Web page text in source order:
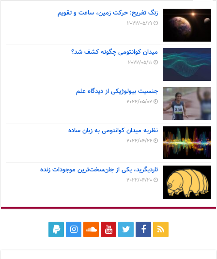
زنگ تفریح: حرکت زمین، ساعت و تقویم
2022/05/19
میدان کوانتومی چگونه کشف شد؟
2022/05/11
جنسیت بیولوژیکی از دیدگاه علم
2022/05/02
نظریه میدان کوانتومی به زبان ساده
2022/04/26
تاردیگرید، یکی از جان‌سخت‌ترین موجودات زنده
2022/04/20